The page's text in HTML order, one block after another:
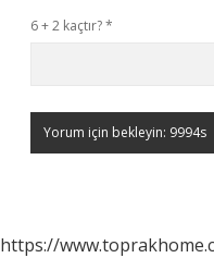
6 + 2 kaçtır?*
https://